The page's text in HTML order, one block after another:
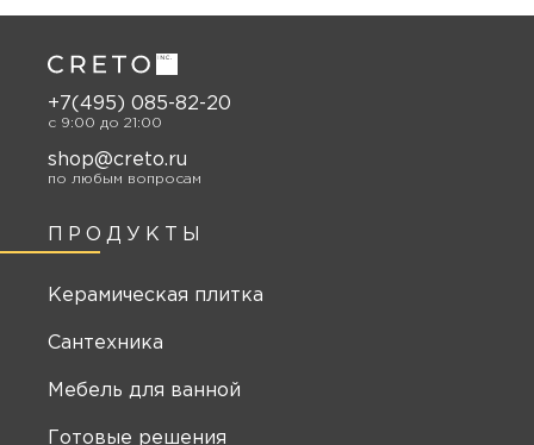
ПРОДУКТЫ
Керамическая плитка
Сантехника
Мебель для ванной
Готовые решения
+7(495) 085-82-20
c 9:00 до 21:00
shop@creto.ru
по любым вопросам